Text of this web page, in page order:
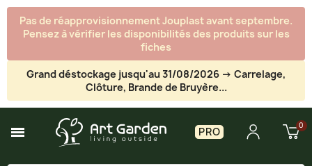
Pas de réapprovisionnement Jouplast avant septembre.
Pensez à vérifier les disponibilités des produits sur les
fiches
Grand déstockage jusqu'au 31/08/2026 -> Carrelage,
Clôture, Brande de Bruyère...
PRO